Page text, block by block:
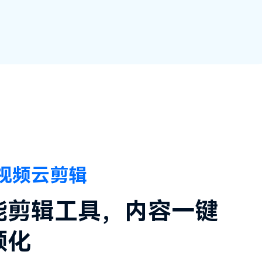
频云剪辑
剪辑工具，内容一键
化